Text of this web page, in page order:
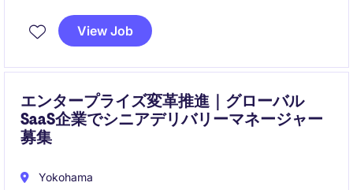
単なる問い合わせ対応にとどまらず、改善提案や業務
View Job
エンタープライズ変革推進｜グローバル
SaaS企業でシニアデリバリーマネージャー
募集
Yokohama